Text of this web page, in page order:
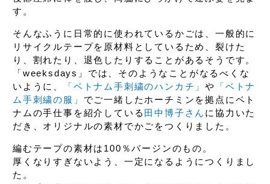
す。
そんなふうに日常的に使われているかごは、 一般的に
リサイクルテープを原材料としているため、 裂けた
り、割れたり、退色したりすることがあるそうです。
「weeksdays」では、 そのようなことがなるべくな
いように、
「ベトナム手刺繍のハンカチ」や
「ベトナ
ム手刺繍の服」 でご一緒した ホーチミンを拠点にベト
ナムの手仕事を紹介している 田中博子さん に協力いた
だき、 オリジナルの素材でかごをつくりました。
編むテープの素材は100％バージンのもの。
厚くなりすぎないよう、 一定になるようにつくりまし
た。